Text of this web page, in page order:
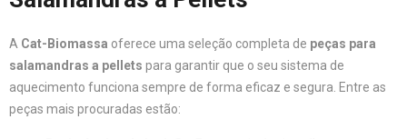
A Cat-Biomassa oferece uma seleção completa de peças para
salamandras a pellets para garantir que o seu sistema de
aquecimento funciona sempre de forma eficaz e segura. Entre as
peças mais procuradas estão: